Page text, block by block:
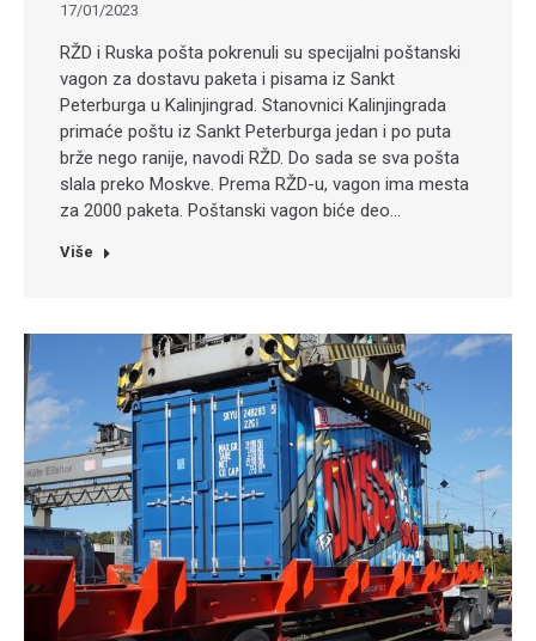
17/01/2023
RŽD i Ruska pošta pokrenuli su specijalni poštanski
vagon za dostavu paketa i pisama iz Sankt
Peterburga u Kalinjingrad. Stanovnici Kalinjingrada
primaće poštu iz Sankt Peterburga jedan i po puta
brže nego ranije, navodi RŽD. Do sada se sva pošta
slala preko Moskve. Prema RŽD-u, vagon ima mesta
za 2000 paketa. Poštanski vagon biće deo…
Više